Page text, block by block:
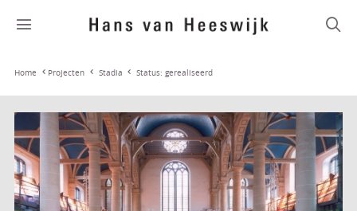
Home Projecten Stadia Status: gerealiseerd